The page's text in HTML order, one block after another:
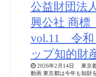
公益財団法
興公社 商標_
vol.11 令和
ップ知的財
2026年2月14日 東京
動画 東京都は今年も知財